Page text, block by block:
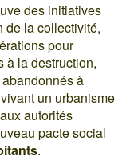
des initiatives
de la collectivité,
pour
à la destruction,
à
un urbanisme
autorités
pacte social
.